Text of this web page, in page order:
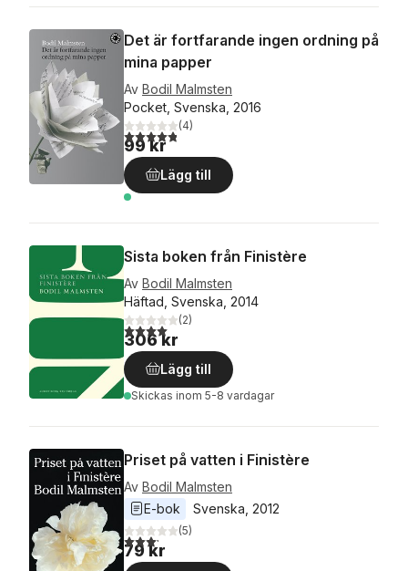
Det är fortfarande ingen ordning på
mina papper
Av Bodil Malmsten
Pocket, Svenska, 2016
4,8utav 5 stjärnor. Totalt antal röster:
(4)
99 kr
Lägg till
Sista boken från Finistère
Av Bodil Malmsten
Häftad, Svenska, 2014
4,0utav 5 stjärnor. Totalt antal röster:
(2)
306 kr
Lägg till
Skickas inom 5-8 vardagar
Priset på vatten i Finistère
Av Bodil Malmsten
E-bok
Svenska 2012
3,2utav 5 stjärnor. Totalt antal röster:
(5)
79 kr